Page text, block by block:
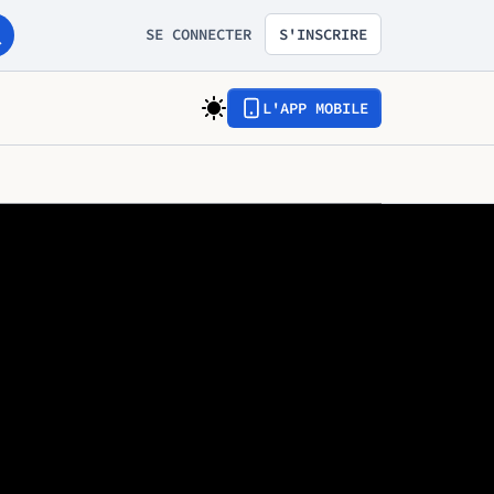
SE CONNECTER S'INSCRIRE
L'APP MOBILE